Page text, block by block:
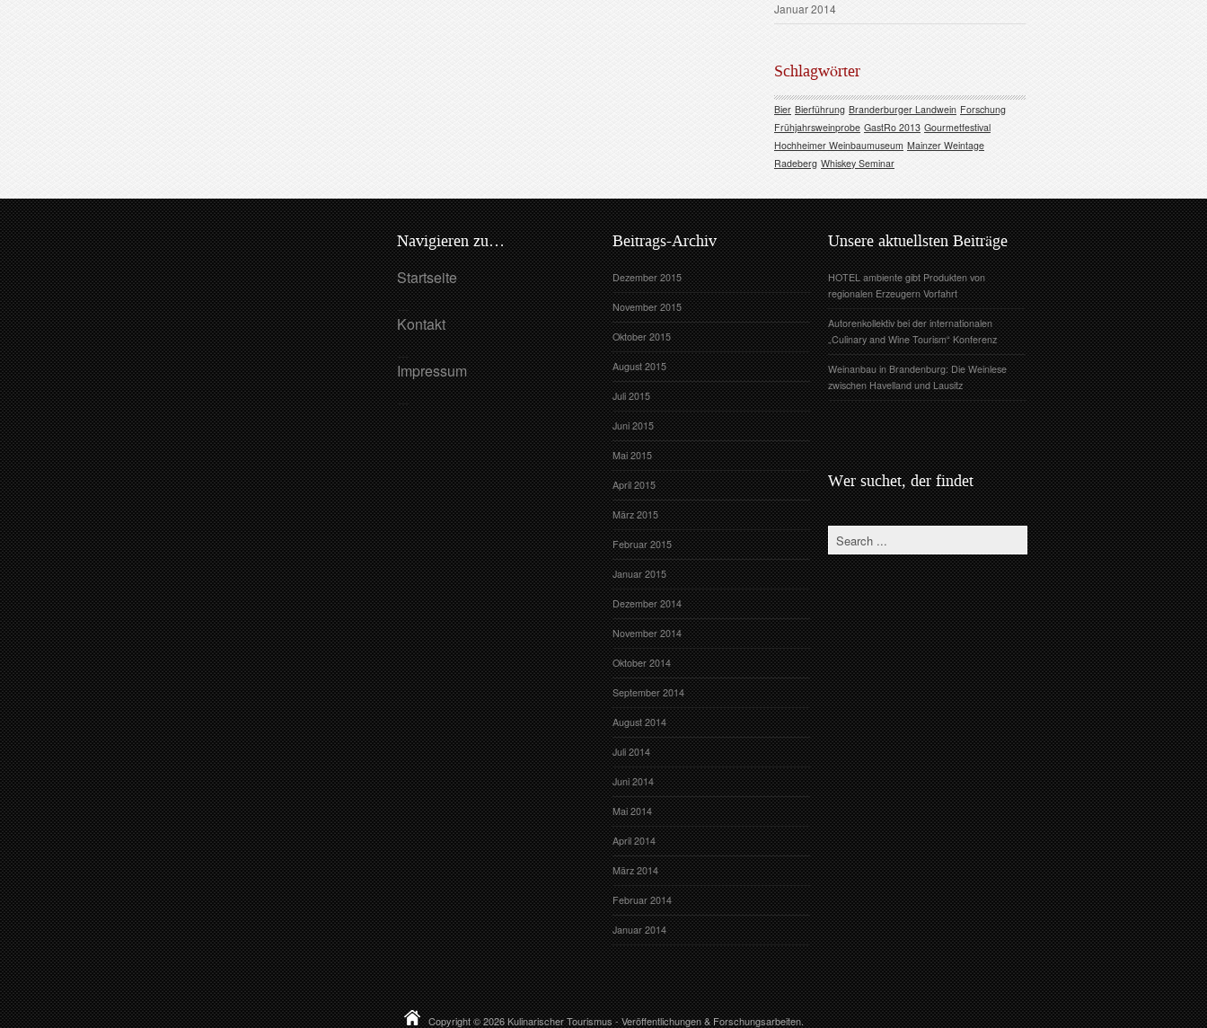
Januar 2014
Schlagwörter
Bier Bierführung Branderburger Landwein Forschung
Frühjahrsweinprobe GastRo 2013 Gourmetfestival
Hochheimer Weinbaumuseum Mainzer Weintage
Radeberg Whiskey Seminar
Navigieren zu…
Startseite
Kontakt
Impressum
Beitrags-Archiv
Dezember 2015
November 2015
Oktober 2015
August 2015
Juli 2015
Juni 2015
Mai 2015
April 2015
März 2015
Februar 2015
Januar 2015
Dezember 2014
November 2014
Oktober 2014
September 2014
August 2014
Juli 2014
Juni 2014
Mai 2014
April 2014
März 2014
Februar 2014
Januar 2014
Unsere aktuellsten Beiträge
HOTEL ambiente gibt Produkten von
regionalen Erzeugern Vorfahrt
Autorenkollektiv bei der internationalen
„Culinary and Wine Tourism“ Konferenz
Weinanbau in Brandenburg: Die Weinlese
zwischen Havelland und Lausitz
Wer suchet, der findet
Copyright © 2026Kulinarischer Tourismus- Veröffentlichungen & Forschungsarbeiten.